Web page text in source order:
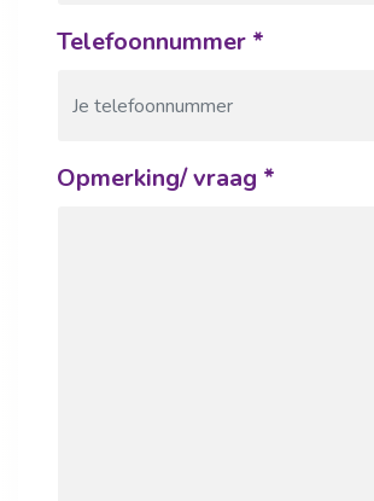
Telefoonnummer *
Opmerking/ vraag *